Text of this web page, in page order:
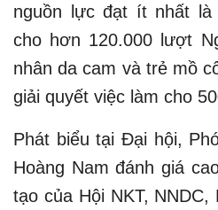
nguồn lực đạt ít nhất
cho hơn 120.000 lượt
nhân da cam và trẻ mồ
giải quyết việc làm cho
Phát biểu tại Đại hội,
Hoàng Nam đánh giá
tạo của Hội NKT, NNDC,